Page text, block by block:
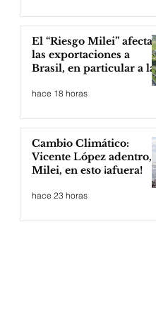
El “Riesgo Milei” afecta
las exportaciones a
Brasil, en particular a la
industria automotriz de
la provincia
hace 18 horas
Cambio Climático:
Vicente López adentro,
Milei, en esto ¡afuera!
hace 23 horas